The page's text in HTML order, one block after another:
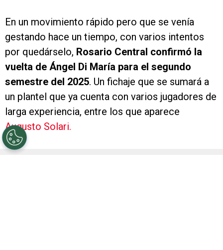
En un movimiento rápido pero que se venía
gestando hace un tiempo, con varios intentos
por quedárselo, Rosario Central confirmó la
vuelta de Ángel Di María para el segundo
semestre del 2025. Un fichaje que se sumará a
un plantel que ya cuenta con varios jugadores de
larga experiencia, entre los que aparece
Augusto Solari.